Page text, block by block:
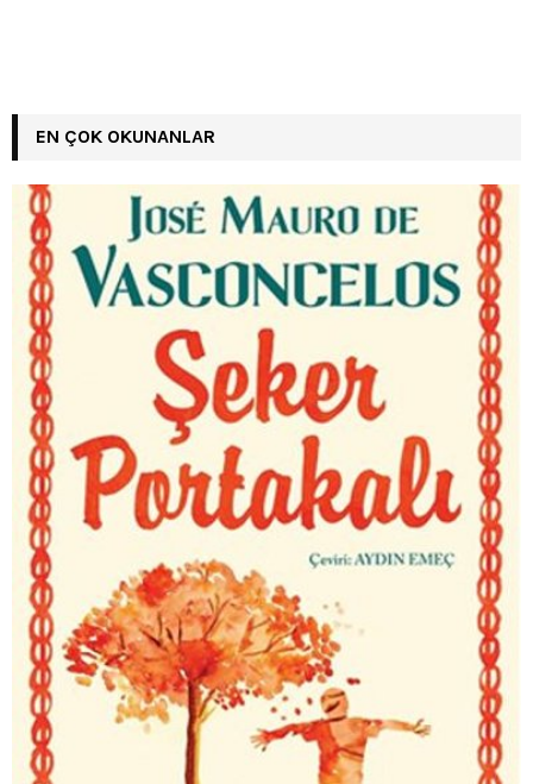
EN ÇOK OKUNANLAR